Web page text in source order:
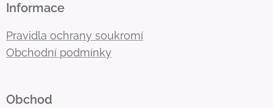
Informace
Pravidla ochrany soukromí
Obchodní podmínky
Obchod